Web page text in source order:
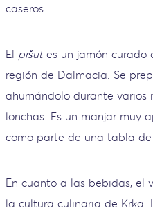
caseros.
El pršutes un jamón curado
región de Dalmacia. Se
ahumándolo durante varios
lonchas. Es un manjar muy
como parte de una tabla de
En cuanto a las bebidas, el
la cultura culinaria de Krka.